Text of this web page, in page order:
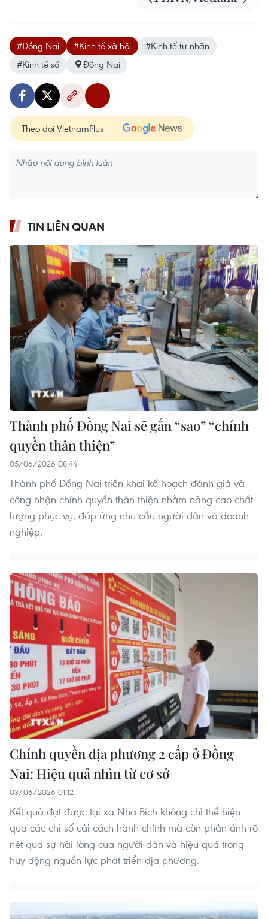
#Đồng Nai #Kinh tế-xã hội
#Kinh tế tư nhân
#Kinh tế số
Đồng Nai
Theo dõi VietnamPlus
TIN LIÊN QUAN
Thành phố Đồng Nai sẽ gắn “sao” “chính
quyền thân thiện”
05/06/2026 08:44
Thành phố Đồng Nai triển khai kế hoạch đánh giá và
công nhận chính quyền thân thiện nhằm nâng cao chất
lượng phục vụ, đáp ứng nhu cầu người dân và doanh
nghiệp.
Chính quyền địa phương 2 cấp ở Đồng
Nai: Hiệu quả nhìn từ cơ sở
03/06/2026 01:12
Kết quả đạt được tại xã Nha Bích không chỉ thể hiện
qua các chỉ số cải cách hành chính mà còn phản ánh rõ
nét qua sự hài lòng của người dân và hiệu quả trong
huy động nguồn lực phát triển địa phương.